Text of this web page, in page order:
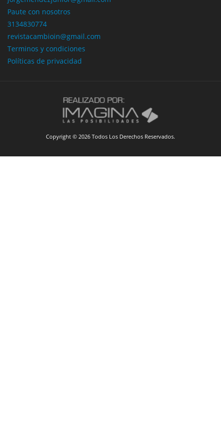
Paute con nosotros
3134830774
revistacambioin@gmail.com
Terminos y condiciones
Políticas de privacidad
Copyright © 2026 Todos Los Derechos Reservados.